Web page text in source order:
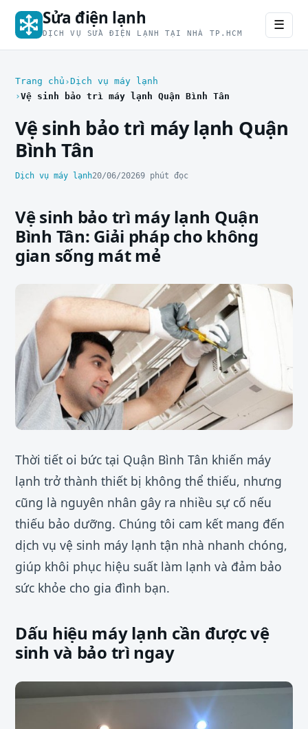
Sửa điện lạnh
DỊCH VỤ SỬA ĐIỆN LẠNH TẠI NHÀ TP.HCM
☰
Trang chủ Dịch vụ máy lạnh
Vệ sinh bảo trì máy lạnh Quận Bình Tân
Vệ sinh bảo trì máy lạnh Quận
Bình Tân
Dịch vụ máy lạnh20/06/20269 phút đọc
Vệ sinh bảo trì máy lạnh Quận
Bình Tân: Giải pháp cho không
gian sống mát mẻ
Thời tiết oi bức tại Quận Bình Tân khiến máy
lạnh trở thành thiết bị không thể thiếu, nhưng
cũng là nguyên nhân gây ra nhiều sự cố nếu
thiếu bảo dưỡng. Chúng tôi cam kết mang đến
dịch vụ vệ sinh máy lạnh tận nhà nhanh chóng,
giúp khôi phục hiệu suất làm lạnh và đảm bảo
sức khỏe cho gia đình bạn.
Dấu hiệu máy lạnh cần được vệ
sinh và bảo trì ngay